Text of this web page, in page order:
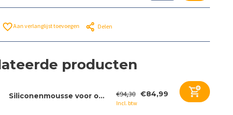
Aan verlanglijst toevoegen Delen
producten
Siliconenmousse voor o... €94,30 €84,99
Incl. btw